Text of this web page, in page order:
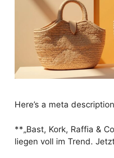
Here’s a meta
**„Bast, Kork, Raffia &
liegen voll im Trend.